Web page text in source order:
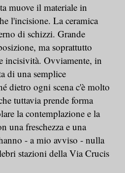
muove il materiale in
l'incisione. La ceramica
di schizzi. Grande
ma soprattutto
incisività. Ovviamente, in
di una semplice
dietro ogni scena c'è molto
tuttavia prende forma
la contemplazione e la
una freschezza e una
- a mio avviso - nulla
stazioni della Via Crucis